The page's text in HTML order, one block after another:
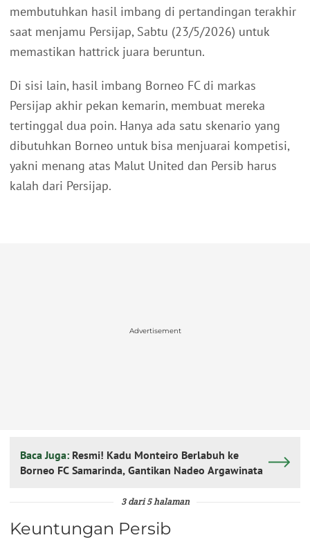
membutuhkan hasil imbang di pertandingan terakhir
saat menjamu Persijap, Sabtu (23/5/2026) untuk
memastikan hattrick juara beruntun.
Di sisi lain, hasil imbang Borneo FC di markas
Persijap akhir pekan kemarin, membuat mereka
tertinggal dua poin. Hanya ada satu skenario yang
dibutuhkan Borneo untuk bisa menjuarai kompetisi,
yakni menang atas Malut United dan Persib harus
kalah dari Persijap.
Advertisement
Baca Juga: Resmi! Kadu Monteiro Berlabuh ke
Borneo FC Samarinda, Gantikan Nadeo Argawinata
3 dari 5 halaman
Keuntungan Persib